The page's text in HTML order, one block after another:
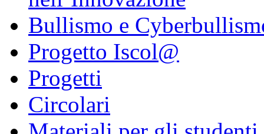
Bullismo e
Progetto Iscol@
Progetti
Circolari